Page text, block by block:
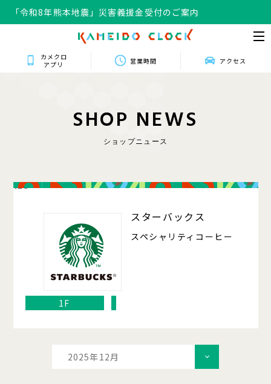
「令和8年熊本地震」災害義援金受付のご案内
カメクロ
アプリ
営業時間 アクセス
SHOP NEWS
ショップニュース
128
スターバックス
スペシャリティコーヒー
1F
2025年12月